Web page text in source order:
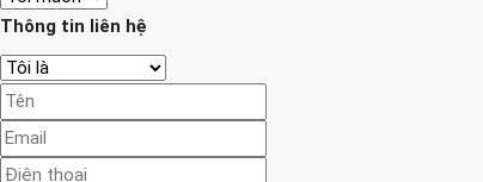
Thông tin liên hệ